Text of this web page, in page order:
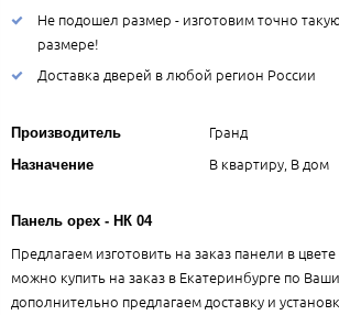
Не подошел размер - изготовим точно
размере!
Доставка дверей в любой регион России
Производитель Гранд
Назначение В квартиру, В дом
Панель орех - НК 04
Предлагаем изготовить на заказ панели в
можно купить на заказ в Екатеринбурге по
дополнительно предлагаем доставку и